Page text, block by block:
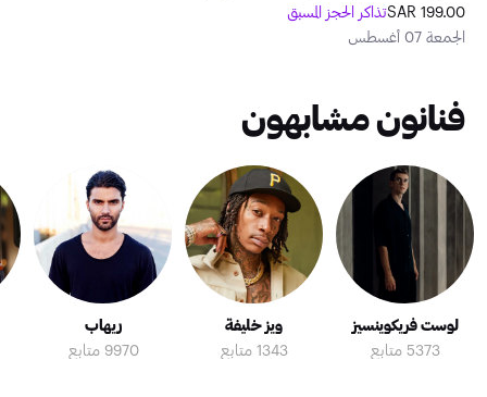
199.00 SAR
تذاكر الحجز المسبق
الجمعة 07 أغسطس
فنانون مشابهون
لوست فريكوينسيز
5373 متابع
ويز خليفة
1343 متابع
ريهاب
9970 متابع